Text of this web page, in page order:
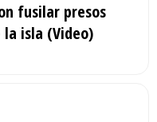
fusilar presos
la isla (Video)